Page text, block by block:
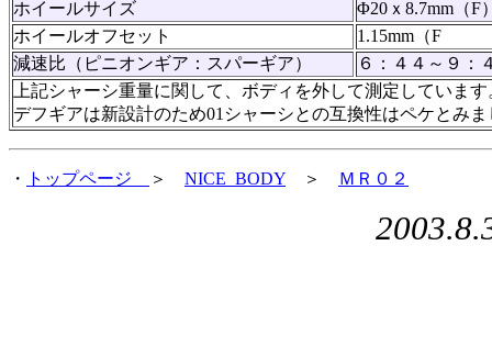
ホイールサイズ
Φ20ｘ8.7mm（F
ホイールオフセット
1.15mm（F
減速比（ピニオンギア：スパーギア）
６：４４～９：
上記シャーシ重量に関して、ボディを外して測定しています
デフギアは新設計のため01シャーシとの互換性はペケとみま
・ トップページ ＞ NICE_BODY ＞ ＭＲ０２